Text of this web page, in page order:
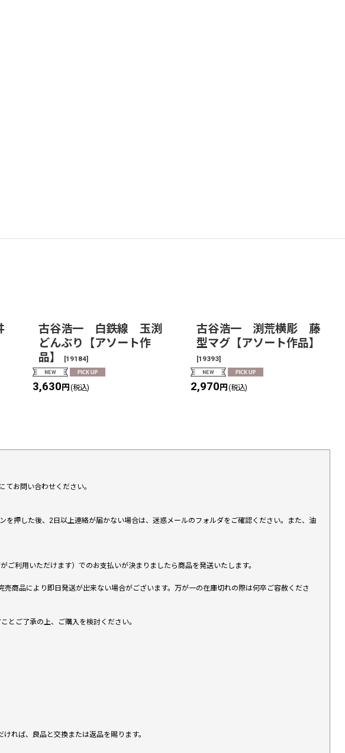
古谷浩一 白鉄線 玉渕
どんぶり【アソート作
品】
[19184]
3,630円 (税込)
古谷浩一 渕荒横彫 藤
型マグ【アソート作品】
[19393]
2,970円 (税込)
お問い合わせください。
押した後、2日以上連絡が届かない場合は、迷惑メールのフォルダをご確認ください。また、油
利用いただけます）でのお支払いが決まりましたら商品を発送いたします。
商品により即日発送が出来ない場合がございます。万が一の在庫切れの際は何卒ご容赦くださ
とご了承の上、ご購入を検討ください。
れば、良品と交換または返品を賜ります。